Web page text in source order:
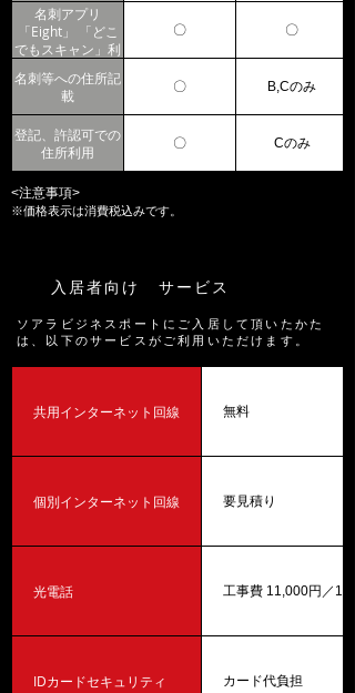
名刺アプリ
「Eight」 「どこ
でもスキャン」利
〇 〇
名刺等への住所記
載
〇 B,Cのみ
登記、許認可での
住所利用
〇 Cのみ
<注意事項>
※価格表示は消費税込みです。
入居者向け サービス
ソアラビジネスポートにご入居して頂いたかた
は、以下のサービスがご利用いただけます。
共用インターネット回線 無料
個別インターネット回線 要見積り
光電話 工事費 11,000円／1回
IDカードセキュリティ カード代負担